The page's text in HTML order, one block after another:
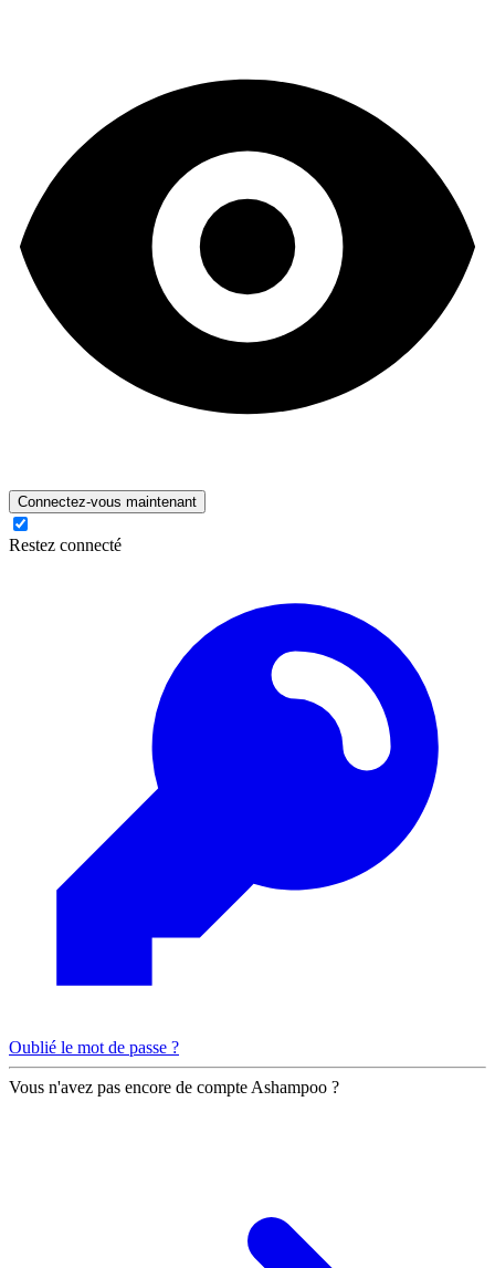
Connectez-vous maintenant
Restez connecté
Oublié le mot de passe ?
Vous n'avez pas encore de compte Ashampoo ?